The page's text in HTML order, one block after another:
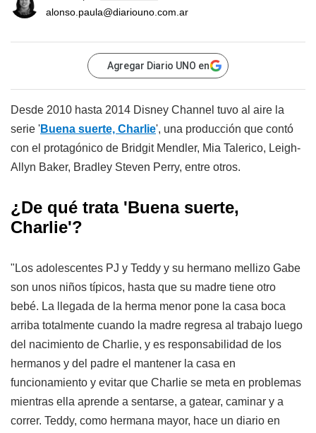
alonso.paula@diariouno.com.ar
Agregar Diario UNO en
Desde 2010 hasta 2014 Disney Channel tuvo al aire la
serie 'Buena suerte, Charlie', una producción que contó
con el protagónico de Bridgit Mendler, Mia Talerico, Leigh-
Allyn Baker, Bradley Steven Perry, entre otros.
¿De qué trata 'Buena suerte,
Charlie'?
"Los adolescentes PJ y Teddy y su hermano mellizo Gabe
son unos niños típicos, hasta que su madre tiene otro
bebé. La llegada de la herma menor pone la casa boca
arriba totalmente cuando la madre regresa al trabajo luego
del nacimiento de Charlie, y es responsabilidad de los
hermanos y del padre el mantener la casa en
funcionamiento y evitar que Charlie se meta en problemas
mientras ella aprende a sentarse, a gatear, caminar y a
correr. Teddy, como hermana mayor, hace un diario en